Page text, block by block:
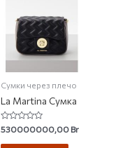
Сумки через плечо
La Martina Сумка
Rated
0
out
530000000,00Br